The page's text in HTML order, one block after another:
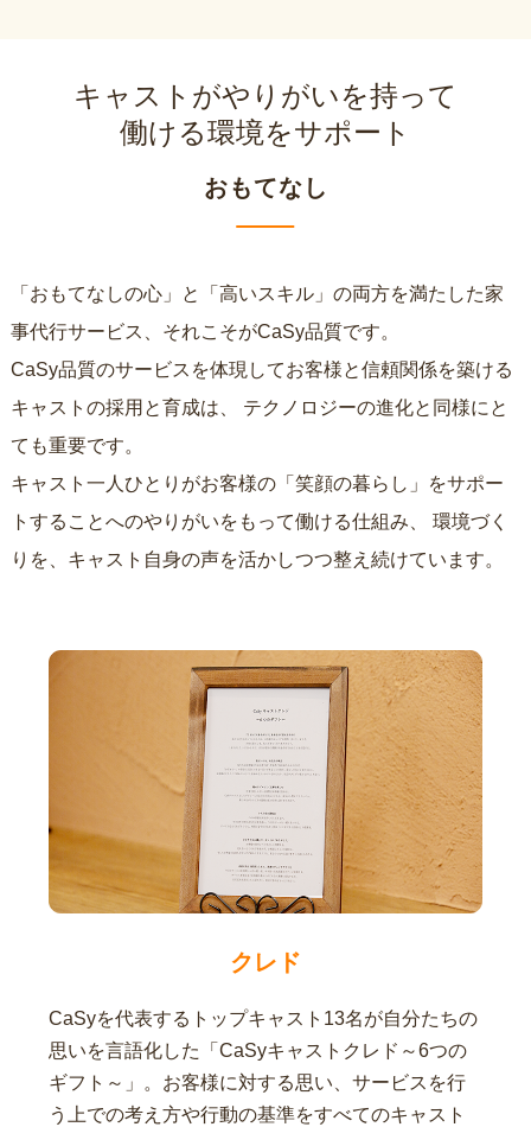
キャストがやりがいを持って
働ける環境をサポート
おもてなし
「おもてなしの心」と「高いスキル」の両方を満たした家
事代行サービス、それこそがCaSy品質です。
CaSy品質のサービスを体現してお客様と信頼関係を築ける
キャストの採用と育成は、
ても重要です。
キャスト一人ひとりがお客様の「笑顔の暮らし」をサポー
トすることへのやりがいをもって働ける仕組み、
りを、キャスト自身の声を活かしつつ整え続けています。
クレド
CaSyを代表するトップキャスト13名が自分たちの
思いを言語化した「CaSyキャストクレド～6つの
ギフト～」。お客様に対する思い、サービスを行
う上での考え方や行動の基準をすべてのキャスト